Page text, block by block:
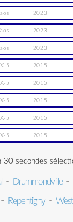
2023
2023
2023
5 2015
5 2015
5 2015
5 2015
5 2015
30 secondes
- Drummondville -
Repentigny-